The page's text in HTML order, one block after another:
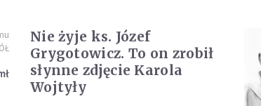
Nie żyje ks. Józef
Grygotowicz. To on zrobił
słynne zdjęcie Karola
Wojtyły